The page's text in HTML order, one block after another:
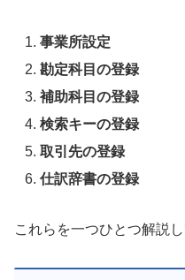
事業所設定
勘定科目の登録
補助科目の登録
検索キーの登録
取引先の登録
仕訳辞書の登録
これらを一つひとつ解説し